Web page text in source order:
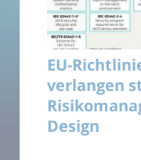
EU-
verlangen
Design